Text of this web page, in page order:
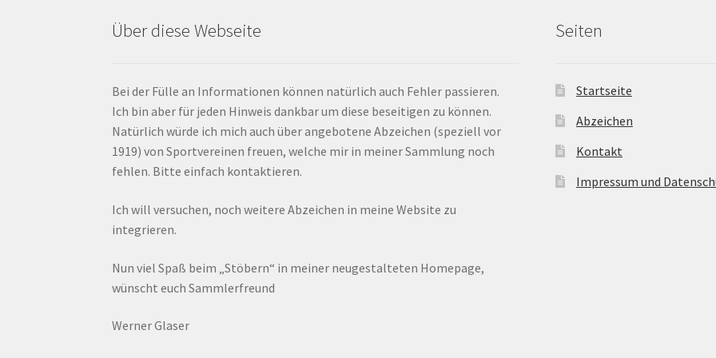
Über diese Webseite
Bei der Fülle an Informationen können natürlich auch Fehler passieren.
Ich bin aber für jeden Hinweis dankbar um diese beseitigen zu können.
Natürlich würde ich mich auch über angebotene Abzeichen (speziell vor
1919) von Sportvereinen freuen, welche mir in meiner Sammlung noch
fehlen. Bitte einfach kontaktieren.
Ich will versuchen, noch weitere Abzeichen in meine Website zu
integrieren.
Nun viel Spaß beim „Stöbern“ in meiner neugestalteten Homepage,
wünscht euch Sammlerfreund
Werner Glaser
Seiten
Startseite
Abzeichen
Kontakt
Impressum und